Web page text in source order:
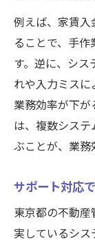
例えば、家賃入
ることで、手
す。逆に、シス
れや入力ミス
業務効率が下が
は、複数シス
ぶことが、業務
サポート対応
東京都の不動
実しているシス